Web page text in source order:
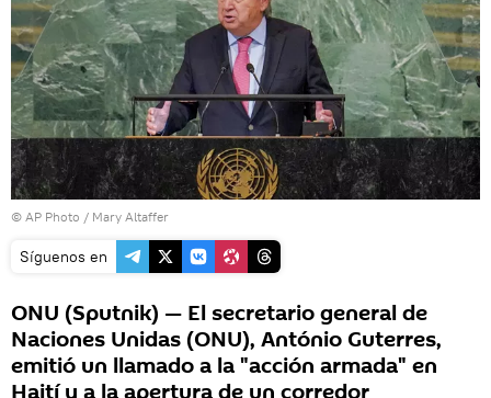
© AP Photo / Mary Altaffer
Síguenos en
ONU (Sputnik) — El secretario general de
Naciones Unidas (ONU), António Guterres,
emitió un llamado a la "acción armada" en